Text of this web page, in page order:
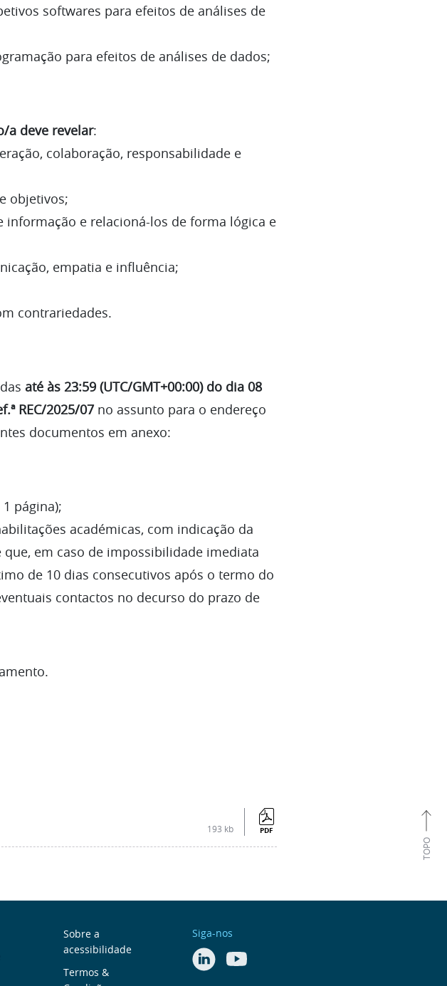
softwares para efeitos de análises de
para efeitos de análises de dados;
a deve revelar:
colaboração, responsabilidade e
objetivos;
e relacioná-los de forma lógica e
empatia e influência;
contrariedades.
até às 23:59 (UTC/GMT+00:00) do dia 08
REC/2025/07 no assunto para o endereço
documentos em anexo:
página);
académicas, com indicação da
em caso de impossibilidade imediata
de 10 dias consecutivos após o termo do
contactos no decurso do prazo de
193 kb PDF
TOPO
Menu
de
Sobre a
acessibilidade
Termos &
Siga-nos